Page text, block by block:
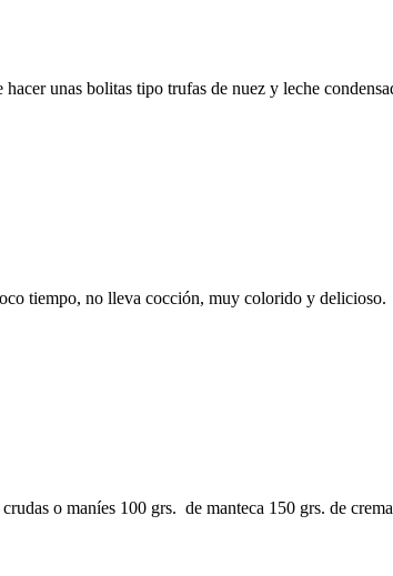
unas bolitas tipo trufas de nuez y leche
tiempo, no lleva cocción, muy colorido y delicioso.
o maníes 100 grs. de manteca 150 grs. de